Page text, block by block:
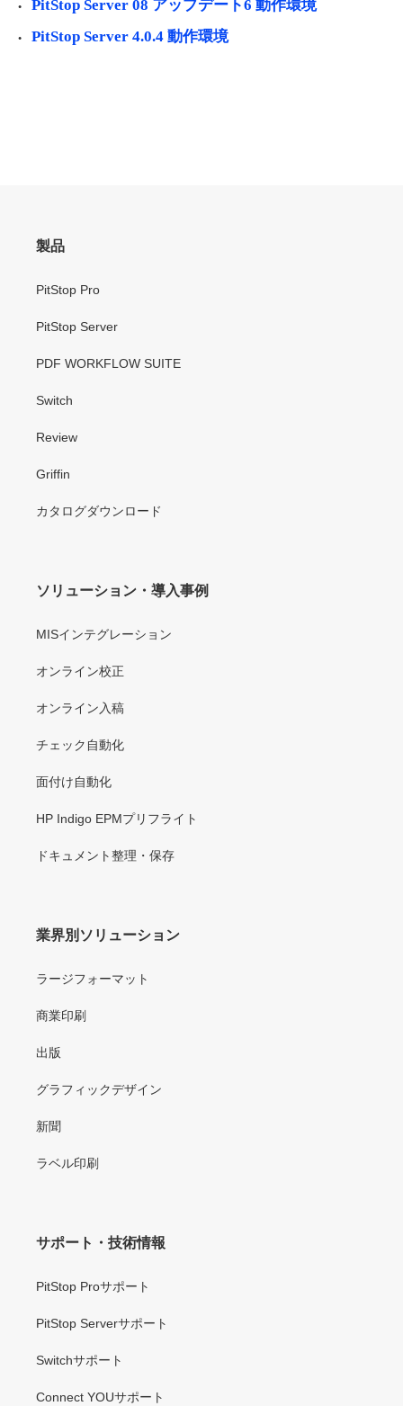
PitStop Server 08 アップデート6 動作環境
PitStop Server 4.0.4 動作環境
製品
PitStop Pro
PitStop Server
PDF WORKFLOW SUITE
Switch
Review
Griffin
カタログダウンロード
ソリューション・導入事例
MISインテグレーション
オンライン校正
オンライン入稿
チェック自動化
面付け自動化
HP Indigo EPMプリフライト
ドキュメント整理・保存
業界別ソリューション
ラージフォーマット
商業印刷
出版
グラフィックデザイン
新聞
ラベル印刷
サポート・技術情報
PitStop Proサポート
PitStop Serverサポート
Switchサポート
Connect YOUサポート